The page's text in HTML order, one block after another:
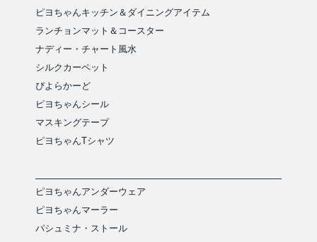
ピヨちゃんキッチン＆ダイニングアイテム
ランチョンマット＆コースター
ナディー・チャート風水
シルクカーペット
ぴよらかーど
ピヨちゃんシール
マスキングテープ
ピヨちゃんTシャツ
ピヨちゃんアンダーウェア
ピヨちゃんマーラー
パシュミナ・ストール